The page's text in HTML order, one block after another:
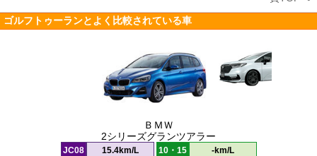
ゴルフトゥーランとよく比較されている車
ＢＭＷ
2シリーズグランツアラー
JC08 15.4km/L 10・15 -km/L